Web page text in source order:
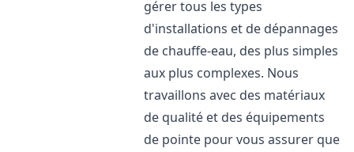
gérer tous les types
d'installations et de dépannages
de chauffe-eau, des plus simples
aux plus complexes. Nous
travaillons avec des matériaux
de qualité et des équipements
de pointe pour vous assurer que